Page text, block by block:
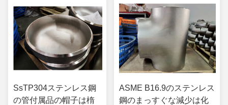
SsTP304ステンレス鋼
の管付属品の帽子は楕
ASME B16.9のステンレス
鋼のまっすぐな減少は化